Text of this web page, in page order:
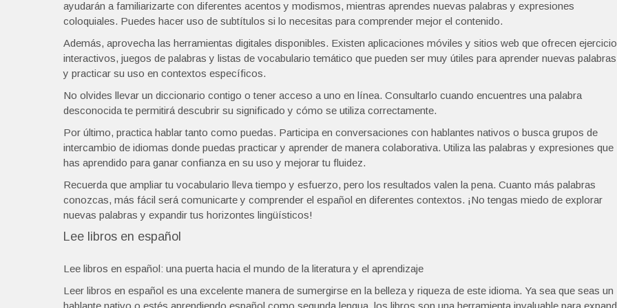
ayudarán a familiarizarte con diferentes acentos y modismos, mientras aprendes nuevas palabras y expresiones
coloquiales. Puedes hacer uso de subtítulos si lo necesitas para comprender mejor el contenido.
Además, aprovecha las herramientas digitales disponibles. Existen aplicaciones móviles y sitios web que ofrecen
interactivos, juegos de palabras y listas de vocabulario temático que pueden ser muy útiles para aprender nuevas palabras
y practicar su uso en contextos específicos.
No olvides llevar un diccionario contigo o tener acceso a uno en línea. Consultarlo cuando encuentres una palabra
desconocida te permitirá descubrir su significado y cómo se utiliza correctamente.
Por último, practica hablar tanto como puedas. Participa en conversaciones con hablantes nativos o busca grupos de
intercambio de idiomas donde puedas practicar y aprender de manera colaborativa. Utiliza las palabras y expresiones que
has aprendido para ganar confianza en su uso y mejorar tu fluidez.
Recuerda que ampliar tu vocabulario lleva tiempo y esfuerzo, pero los resultados valen la pena. Cuanto más palabras
conozcas, más fácil será comunicarte y comprender el español en diferentes contextos. ¡No tengas miedo de explorar
nuevas palabras y expandir tus horizontes lingüísticos!
Lee libros en español
Lee libros en español: una puerta hacia el mundo de la literatura y el aprendizaje
Leer libros en español es una excelente manera de sumergirse en la belleza y riqueza de este idioma. Ya sea que seas un
hablante nativo o estés aprendiendo español como segunda lengua, los libros son una herramienta invaluable para